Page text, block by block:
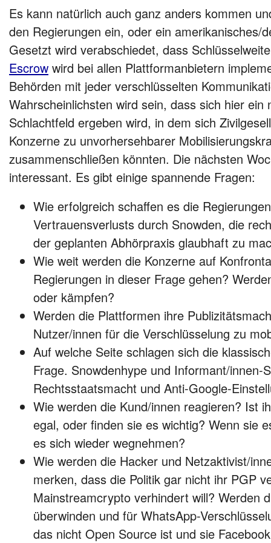
Es kann natürlich auch ganz anders kommen
den Regierungen ein, oder ein amerikanisches/
Gesetzt wird verabschiedet, dass
Escrow wird bei allen Plattformanbietern
Behörden mit jeder verschlüsselten
Wahrscheinlichsten wird sein, dass sich hier ein
Schlachtfeld ergeben wird, in dem sich
Konzerne zu unvorhersehbarer
zusammenschließen könnten. Die nächsten
interessant. Es gibt einige spannende Fragen:
Wie erfolgreich schaffen es die
Vertrauensverlusts durch Snowden, die
der geplanten Abhörpraxis glaubhaft zu
Wie weit werden die Konzerne auf
Regierungen in dieser Frage gehen?
oder kämpfen?
Werden die Plattformen ihre
Nutzer/innen für die Verschlüsselung zu
Auf welche Seite schlagen sich die
Frage. Snowdenhype und Informant/innen-
Rechtsstaatsmacht und Anti-Google-
Wie werden die Kund/innen reagieren? Ist
egal, oder finden sie es wichtig? Wenn sie
es sich wieder wegnehmen?
Wie werden die Hacker und Netzaktivist/
merken, dass die Politik gar nicht ihr PGP
Mainstreamcrypto verhindert will? Werden
überwinden und für WhatsApp-
das nicht Open Source ist und sie